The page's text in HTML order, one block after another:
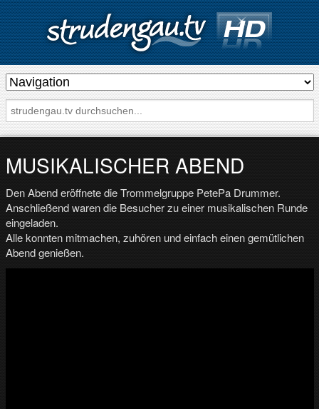
s
t
r
u
d
e
n
g
a
u
MUSIKALISCHER ABEND
Den Abend eröffnete die Trommelgruppe PetePa Drummer.
Anschließend waren die Besucher zu einer musikalischen Runde
eingeladen.
Alle konnten mitmachen, zuhören und einfach einen gemütlichen
Abend genießen.